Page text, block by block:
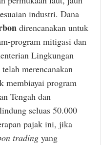
industri. Dana
direncanakan untuk
program mitigasi dan
Lingkungan
merencanakan
membiayai program
Tengah dan
seluas 50.000
pajak ini, jika
trading yang